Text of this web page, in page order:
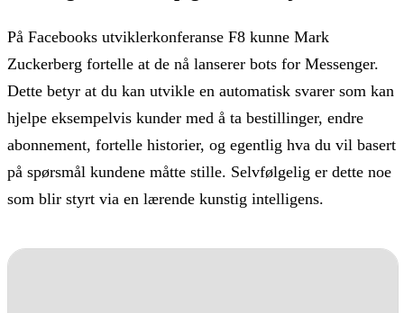
På Facebooks utviklerkonferanse F8 kunne Mark
Zuckerberg fortelle at de nå lanserer bots for Messenger.
Dette betyr at du kan utvikle en automatisk svarer som kan
hjelpe eksempelvis kunder med å ta bestillinger, endre
abonnement, fortelle historier, og egentlig hva du vil basert
på spørsmål kundene måtte stille. Selvfølgelig er dette noe
som blir styrt via en lærende kunstig intelligens.